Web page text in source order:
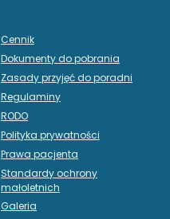
Cennik
Dokumenty do pobrania
Zasady przyjęć do poradni
Regulaminy
RODO
Polityka prywatności
Prawa pacjenta
Standardy ochrony
małoletnich
Galeria